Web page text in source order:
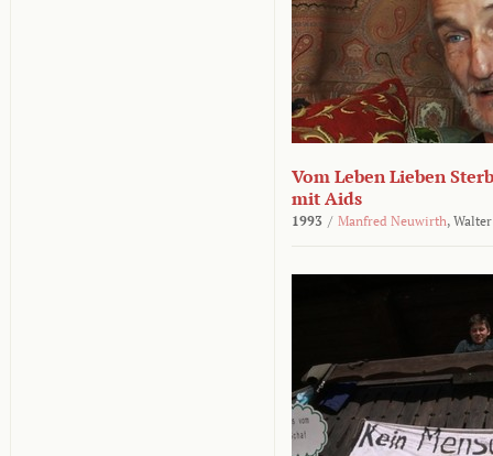
Vom Leben Lieben
mit Aids
1993 / Manfred Neuwirth,